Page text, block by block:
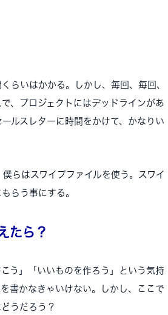
らいはかかる。しかし、毎回、毎回、
、プロジェクトにはデッドラインがあ
ルスレターに時間をかけて、かなりい
らはスワイプファイルを使う。スワイ
らう事にする。
たら？
う」「いいものを作ろう」という気持
書かなきゃいけない。しかし、ここで
うだろう？